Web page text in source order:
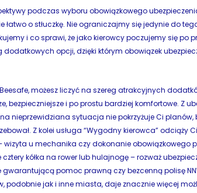
podczas wyboru obowiązkowego
o stłuczkę. Nie ograniczajmy się jedynie do
i co sprawi, że jako kierowcy poczujemy się po
opcji, dzięki którym obowiązek
możesz liczyć na szereg atrakcyjnych
bezpieczniejsze i po prostu bardziej komfortowe. Z
nieprzewidziana sytuacja nie pokrzyżuje Ci planów,
Z kolei usługa “Wygodny kierowca” odciąży
wizyta u mechanika czy dokonanie obowiązkowego
kółka na rower lub hulajnogę – rozważ
pomoc prawną czy bezcenną polisę
podobnie jak i inne miasta, daje znacznie więcej